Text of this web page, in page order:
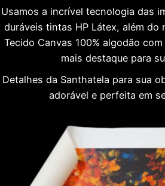
Usamos a incrível tecnologia das
duráveis tintas HP Látex, além do
Tecido Canvas 100% algodão
mais destaque para
Detalhes da Santhatela para sua
adorável e perfeita em